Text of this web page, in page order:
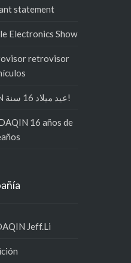
statement
Electronics Show
retrovisor
احتفال شركة DAQIN عيد ميلاد 16 سنة!
16 años de
Jeff.Li